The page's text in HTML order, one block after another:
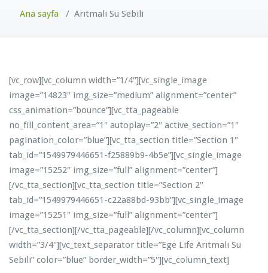
Ana sayfa / Arıtmalı Su Sebili
[vc_row][vc_column width=”1/4″][vc_single_image
image=”14823″ img_size=”medium” alignment=”center”
css_animation=”bounce”][vc_tta_pageable
no_fill_content_area=”1″ autoplay=”2″ active_section=”1″
pagination_color=”blue”][vc_tta_section title=”Section 1″
tab_id=”1549979446651-f25889b9-4b5e”][vc_single_image
image=”15252″ img_size=”full” alignment=”center”]
[/vc_tta_section][vc_tta_section title=”Section 2″
tab_id=”1549979446651-c22a88bd-93bb”][vc_single_image
image=”15251″ img_size=”full” alignment=”center”]
[/vc_tta_section][/vc_tta_pageable][/vc_column][vc_column
width=”3/4″][vc_text_separator title=”Ege Life Arıtmalı Su
Sebili” color=”blue” border_width=”5″][vc_column_text]